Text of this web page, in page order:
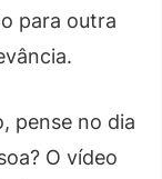
para outra
pense no dia
O vídeo